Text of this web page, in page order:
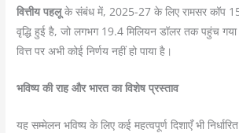
वित्तीय पहलूके संबंध में, 2025-27 के लिए रामसर कॉप
वृद्धि हुई है, जो लगभग 19.4 मिलियन डॉलर तक पहुंच गया
वित्त पर अभी कोई निर्णय नहीं हो पाया है।
भविष्य की राह और भारत का विशेष प्रस्ताव
यह सम्मेलन भविष्य के लिए कई महत्वपूर्ण दिशाएँ भी